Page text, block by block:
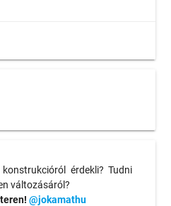
érdekli? Tudni
változásáról?
@jokamathu